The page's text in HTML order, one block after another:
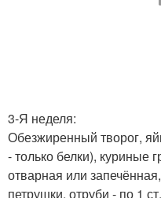
3-Я неделя:
Обезжиренный творог,
- только белки), куриные
отварная или
петрушки, отруби - по 1